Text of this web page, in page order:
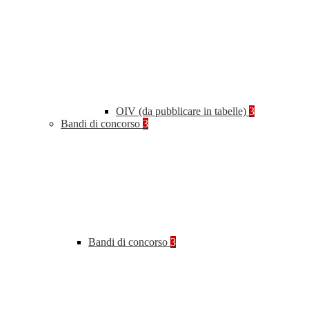
OIV (da pubblicare in tabelle) 3
Bandi di concorso 3
Bandi di concorso 3